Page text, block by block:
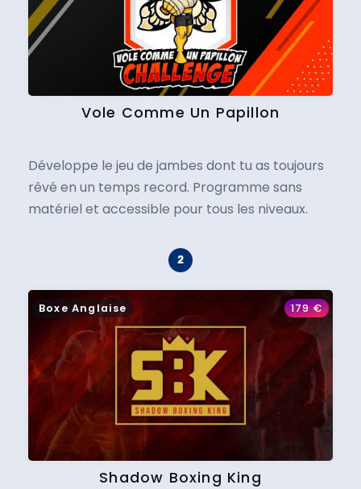
Vole Comme Un Papillon
Développe le jeu de jambes dont tu as toujours
rêvé en un temps record. Programme sans
matériel et accessible pour tous les niveaux.
Boxe Anglaise 179€
Shadow Boxing King